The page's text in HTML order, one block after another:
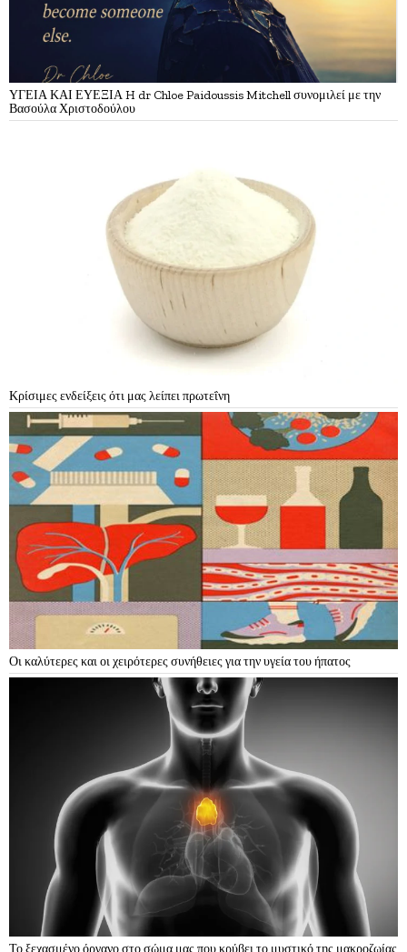
ΥΓΕΙΑ ΚΑΙ ΕΥΕΞΙΑ H dr Chloe Paidoussis Mitchell συνομιλεί με την
Βασούλα Χριστοδούλου
Κρίσιμες ενδείξεις ότι μας λείπει πρωτεΐνη
Οι καλύτερες και οι χειρότερες συνήθειες για την υγεία του ήπατος